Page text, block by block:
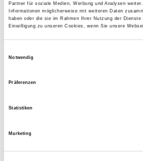
Partner für soziale Medien, Werbung und Analysen
Informationen möglicherweise mit weiteren Daten
haben oder die sie im Rahmen Ihrer Nutzung der Dienste
Einwilligung zu unseren Cookies, wenn Sie unsere
Notwendig
Präferenzen
Statistiken
Marketing
OG - Haueneberstein
e.V.
Baden/Hauneberstein
Butschbacher Str. 48 B
OG - Ottersweier e.V.